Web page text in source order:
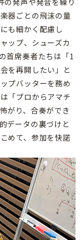
器ごとの飛沫の量
も細かく配慮し
ップ、シューズカ
首席奏者たちは「1
を再開したい」と
プバッターを務め
「プロからアマチ
がり、合奏ができ
データの裏づけと
めて、参加を快諾